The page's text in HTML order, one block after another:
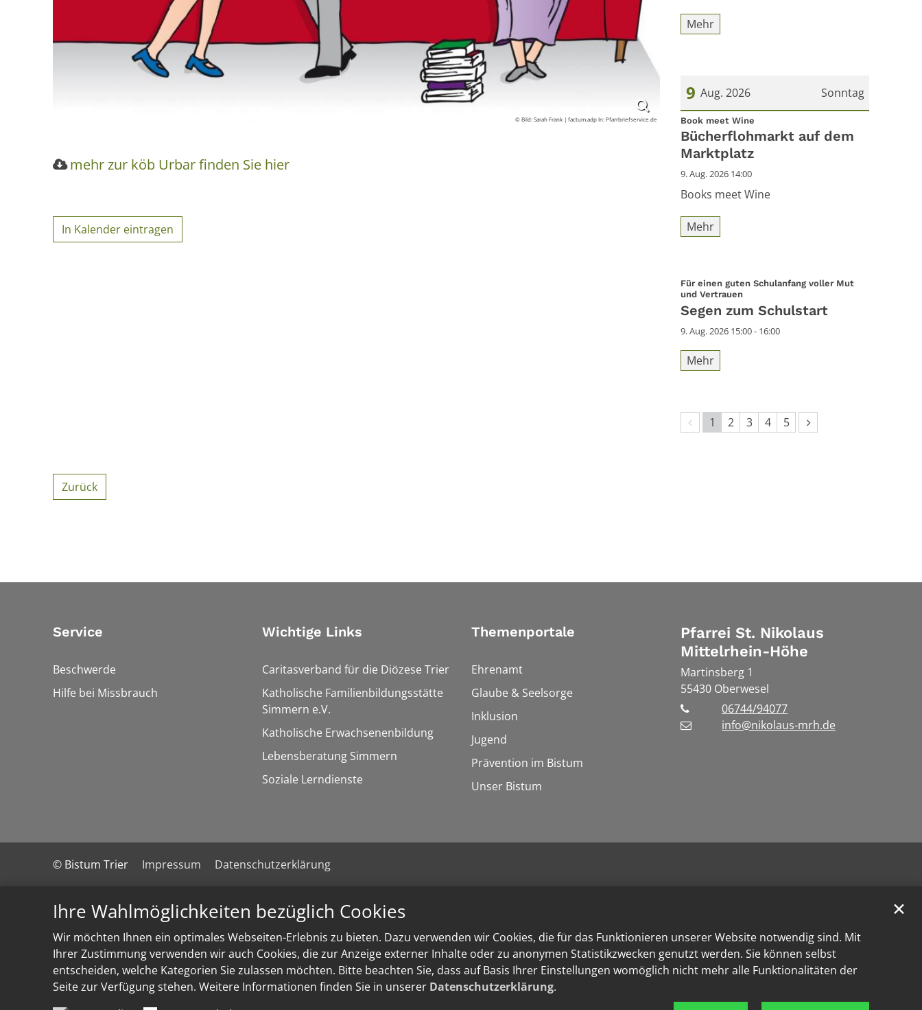
Ihre Wahlmöglichkeiten bezüglich Cookies
Wir möchten Ihnen ein optimales Webseiten-Erlebnis zu bieten. Dazu verwenden wir Cookies, die für das Funktionieren unserer Website notwendig sind. Mit
Ihrer Zustimmung verwenden wir auch Cookies, die zur Anzeige externer Inhalte oder zu anonymen Statistikzwecken genutzt werden. Sie können selbst
entscheiden, welche Kategorien Sie zulassen möchten. Bitte beachten Sie, dass auf Basis Ihrer Einstellungen womöglich nicht mehr alle Funktionalitäten der
Seite zur Verfügung stehen. Weitere Informationen finden Sie in unserer Datenschutzerklärung.
✕
© Bild: Sarah Frank | factum.adp In: Pfarrbriefservice.de
mehr zur köb Urbar finden Sie hier
In Kalender eintragen
Mehr
Sonntag
9 Aug. 2026
Datum: 9. August 2026
Book meet Wine
Bücherflohmarkt auf dem
Marktplatz
9. Aug. 2026 14:00
Books meet Wine
Mehr
Für einen guten Schulanfang voller Mut
und Vertrauen:
Segen zum Schulstart
9. Aug. 2026 15:00 - 16:00
Mehr
Vorherige Seite
1 2 3 4 5 Nächste Seite
Zurück
Service
Beschwerde
Hilfe bei Missbrauch
Wichtige Links
Caritasverband für die Diözese Trier
Katholische Familienbildungsstätte
Simmern e.V.
Katholische Erwachsenenbildung
Lebensberatung Simmern
Soziale Lerndienste
Themenportale
Ehrenamt
Glaube & Seelsorge
Inklusion
Jugend
Prävention im Bistum
Unser Bistum
Pfarrei St. Nikolaus
Mittelrhein-Höhe
Martinsberg 1
55430 Oberwesel
06744/94077
info@nikolaus-mrh.de
© Bistum Trier Impressum Datenschutzerklärung